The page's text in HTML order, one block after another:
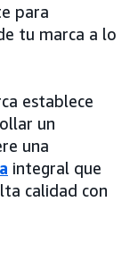
para
tu marca a lo
establece
un
una
integral que
calidad con